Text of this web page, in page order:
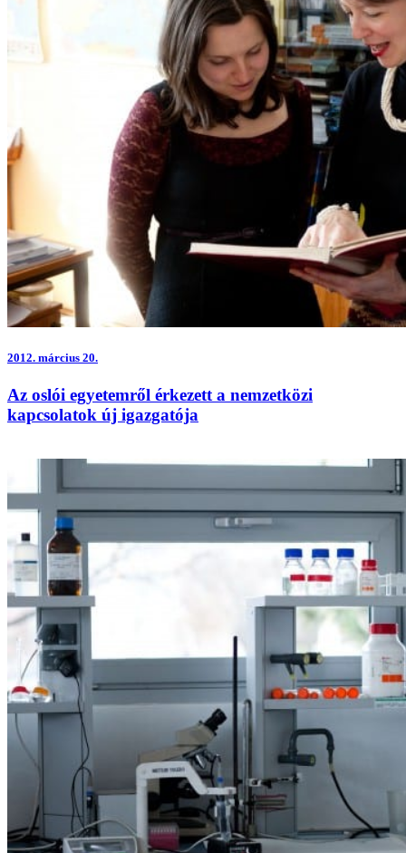
2012. március 20.
Az oslói egyetemről érkezett a nemzetközi
kapcsolatok új igazgatója